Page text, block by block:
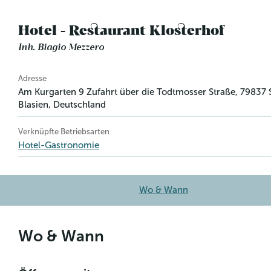
Hotel - Restaurant Klosterhof
Inh. Biagio Mezzero
Betriebsinformation
Adresse
Am Kurgarten 9 Zufahrt über die Todtmosser Straße, 79837
Blasien, Deutschland
Verknüpfte Betriebsarten
Hotel-Gastronomie
Wo & Wann
Wo & Wann